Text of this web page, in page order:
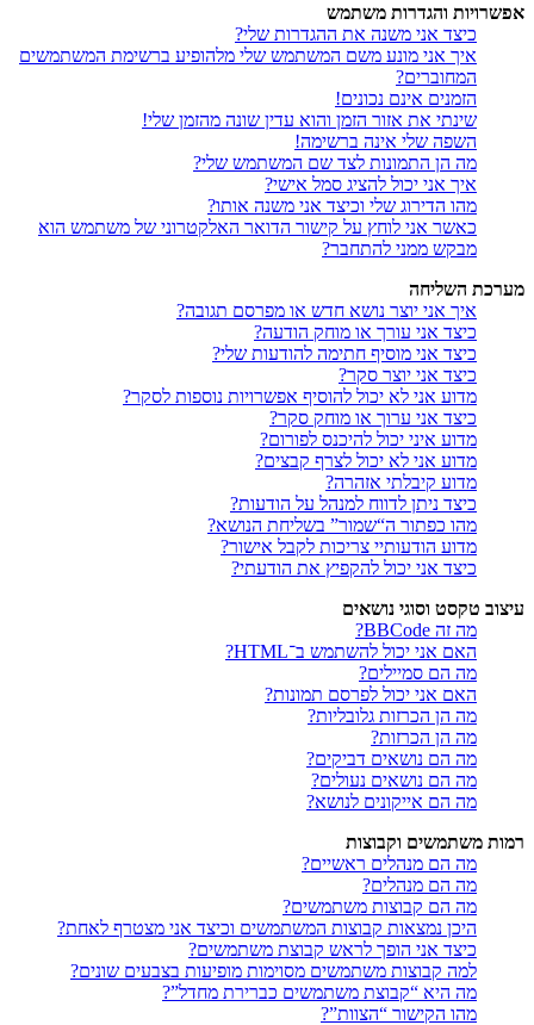
אפשרויות והגדרות משתמש
כיצד אני משנה את ההגדרות שלי?
איך אני מונע משם המשתמש שלי מלהופיע ברשימת המשתמשים
המחוברים?
הזמנים אינם נכונים!
שינתי את אזור הזמן והוא עדין שונה מהזמן שלי!
השפה שלי אינה ברשימה!
מה הן התמונות לצד שם המשתמש שלי?
איך אני יכול להציג סמל אישי?
מהו הדירוג שלי וכיצד אני משנה אותו?
כאשר אני לוחץ על קישור הדואר האלקטרוני של משתמש הוא
מבקש ממני להתחבר?
מערכת השליחה
איך אני יוצר נושא חדש או מפרסם תגובה?
כיצד אני עורך או מוחק הודעה?
כיצד אני מוסיף חתימה להודעות שלי?
כיצד אני יוצר סקר?
מדוע אני לא יכול להוסיף אפשרויות נוספות לסקר?
כיצד אני ערוך או מוחק סקר?
מדוע איני יכול להיכנס לפורום?
מדוע אני לא יכול לצרף קבצים?
מדוע קיבלתי אזהרה?
כיצד ניתן לדווח למנהל על הודעות?
מהו כפתור ה“שמור” בשליחת הנושא?
מדוע הודעותיי צריכות לקבל אישור?
כיצד אני יכול להקפיץ את הודעתי?
עיצוב טקסט וסוגי נושאים
מה זה BBCode?
האם אני יכול להשתמש ב־HTML?
מה הם סמיילים?
האם אני יכול לפרסם תמונות?
מה הן הכרזות גלובליות?
מה הן הכרזות?
מה הם נושאים דביקים?
מה הם נושאים נעולים?
מה הם אייקונים לנושא?
רמות משתמשים וקבוצות
מה הם מנהלים ראשיים?
מה הם מנהלים?
מה הם קבוצות משתמשים?
היכן נמצאות קבוצות המשתמשים וכיצד אני מצטרף לאחת?
כיצד אני הופך לראש קבוצת משתמשים?
למה קבוצות משתמשים מסוימות מופיעות בצבעים שונים?
מה היא “קבוצת משתמשים כברירת מחדל”?
מהו הקישור “הצוות”?